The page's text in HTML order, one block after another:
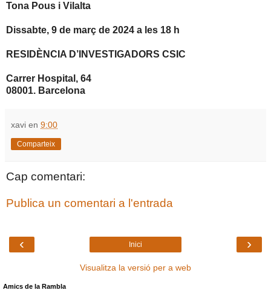
Tona Pous i Vilalta
Dissabte, 9 de març de 2024 a les 18 h
RESIDÈNCIA D’INVESTIGADORS CSIC
Carrer Hospital, 64
08001. Barcelona
xavi en 9:00
Comparteix
Cap comentari:
Publica un comentari a l'entrada
‹ ›
Inici
Visualitza la versió per a web
Amics de la Rambla